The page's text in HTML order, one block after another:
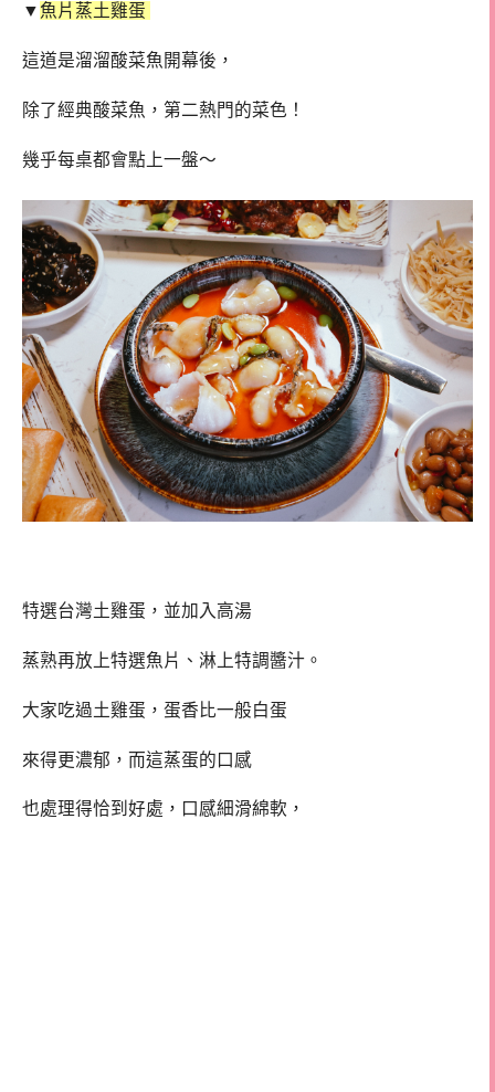
▼ 魚片蒸土雞蛋
這道是溜溜酸菜魚開幕後，
除了經典酸菜魚，第二熱門的菜色！
幾乎每桌都會點上一盤～
特選台灣土雞蛋，並加入高湯
蒸熟再放上特選魚片、淋上特調醬汁。
大家吃過土雞蛋，蛋香比一般白蛋
來得更濃郁，而這蒸蛋的口感
也處理得恰到好處，口感細滑綿軟，